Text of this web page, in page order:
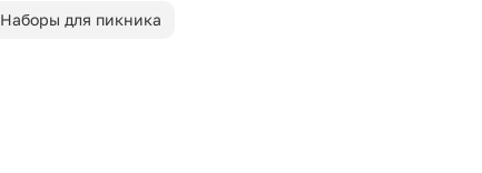
Наборы для пикника